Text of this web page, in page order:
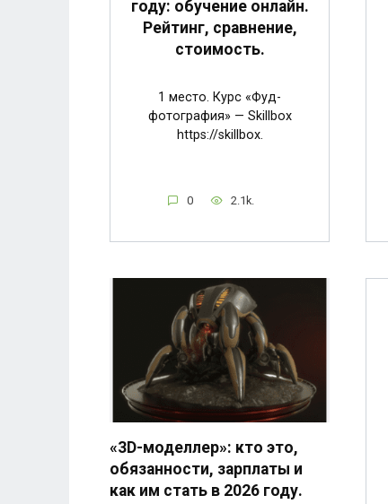
году: обучение онлайн.
Рейтинг, сравнение,
стоимость.
1 место. Курс «Фуд-
фотография» — Skillbox
https://skillbox.
0 2.1k.
«3D-моделлер»: кто это,
обязанности, зарплаты и
как им стать в 2026 году.